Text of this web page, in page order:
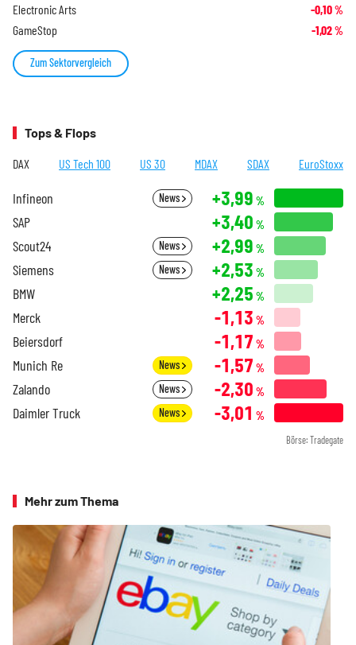
Electronic Arts -0,10%
GameStop -1,02%
Zum Sektorvergleich
Tops & Flops
DAX US Tech 100 US 30 MDAX SDAX EuroStoxx
Infineon News +3,99 %
SAP +3,40 %
Scout24 News +2,99 %
Siemens News +2,53 %
BMW +2,25 %
Merck -1,13 %
Beiersdorf -1,17 %
Munich Re News -1,57 %
Zalando News -2,30 %
Daimler Truck News -3,01 %
Börse: Tradegate
Mehr zum Thema